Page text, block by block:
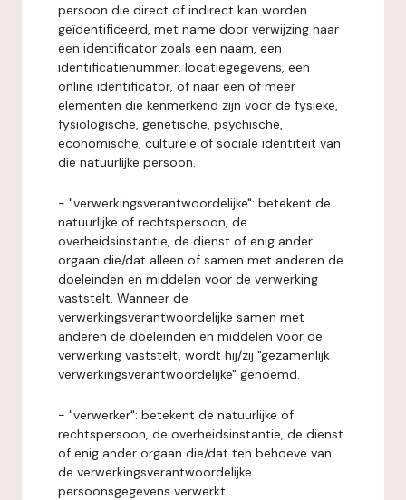
persoon die direct of indirect kan worden
geïdentificeerd, met name door verwijzing naar
een identificator zoals een naam, een
identificatienummer, locatiegegevens, een
online identificator, of naar een of meer
elementen die kenmerkend zijn voor de fysieke,
fysiologische, genetische, psychische,
economische, culturele of sociale identiteit van
die natuurlijke persoon.
- "verwerkingsverantwoordelijke": betekent de
natuurlijke of rechtspersoon, de
overheidsinstantie, de dienst of enig ander
orgaan die/dat alleen of samen met anderen de
doeleinden en middelen voor de verwerking
vaststelt. Wanneer de
verwerkingsverantwoordelijke samen met
anderen de doeleinden en middelen voor de
verwerking vaststelt, wordt hij/zij "gezamenlijk
verwerkingsverantwoordelijke" genoemd.
- "verwerker": betekent de natuurlijke of
rechtspersoon, de overheidsinstantie, de dienst
of enig ander orgaan die/dat ten behoeve van
de verwerkingsverantwoordelijke
persoonsgegevens verwerkt.